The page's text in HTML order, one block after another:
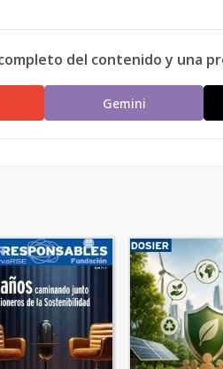
del contenido y una
Gemini